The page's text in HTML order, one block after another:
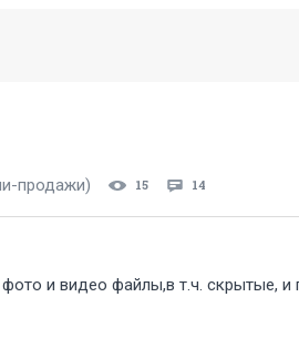
продажи) 15 14
и видео файлы,в т.ч. скрытые,